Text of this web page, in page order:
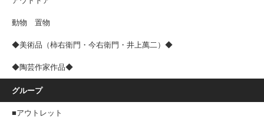
動物 置物
◆美術品（柿右衛門・今右衛門・井上萬二）◆
◆陶芸作家作品◆
グループ
■アウトレット